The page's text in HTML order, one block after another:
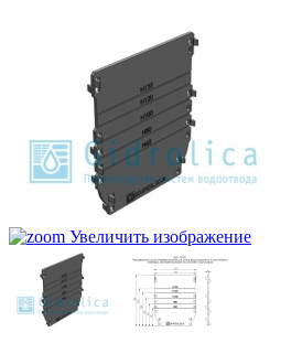
Увеличить изображение